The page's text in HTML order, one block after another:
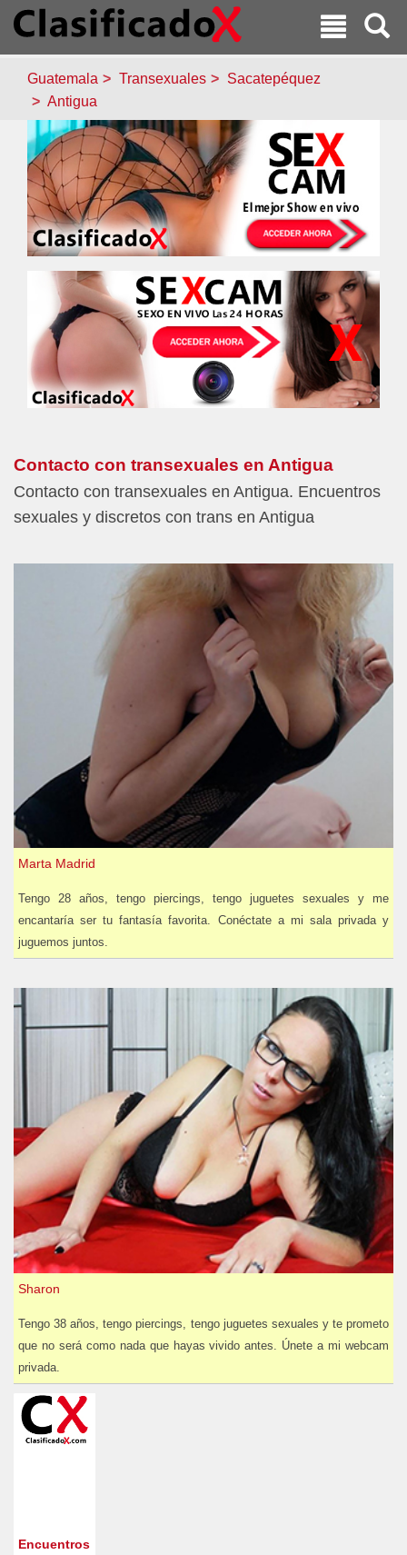
Guatemala Transexuales
Sacatepéquez
Antigua
Contacto con transexuales en Antigua
Contacto con transexuales en Antigua. Encuentros
sexuales y discretos con trans en Antigua
Marta Madrid
Tengo 28 años, tengo piercings, tengo juguetes sexuales y me
encantaría ser tu fantasía favorita. Conéctate a mi sala privada y
juguemos juntos.
Sharon
Tengo 38 años, tengo piercings, tengo juguetes sexuales y te prometo
que no será como nada que hayas vivido antes. Únete a mi webcam
privada.
Encuentros